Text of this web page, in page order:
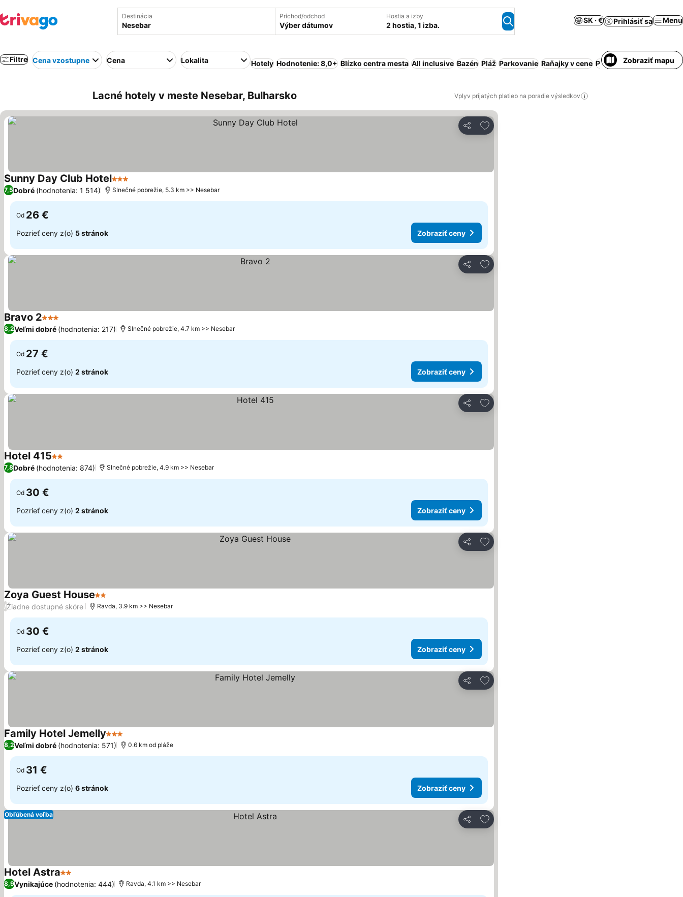
Destinácia Príchod/odchod
Výber dátumov
Hostia a izby
2 hostia, 1 izba.
SK · € Prihlásiť sa Menu
Filtre Cena vzostupne Cena Lokalita Hotely Hodnotenie: 8,0+ Blízko centra mesta All inclusive Bazén Pláž Parkovanie Raňajky v cene Polpenzia Obsluhovaný
Zobraziť mapu
Lacné hotely v meste Nesebar, Bulharsko Vplyv prijatých platieb na poradie výsledkov
Zdieľať
Pridať do obľúbených
Sunny Day Club Hotel3 Počet hviezdičiek
7,5Dobré (hodnotenia: 1 514) Slnečné pobrežie, 5.3 km >> Nesebar
Od 26 €
Pozrieť ceny z(o) 5 stránok Zobraziť ceny
Zdieľať
Pridať do obľúbených
Bravo 23 Počet hviezdičiek
8,2Veľmi dobré (hodnotenia: 217) Slnečné pobrežie, 4.7 km >> Nesebar
Od 27 €
Pozrieť ceny z(o) 2 stránok Zobraziť ceny
Zdieľať
Pridať do obľúbených
Hotel 4152 Počet hviezdičiek
7,8Dobré (hodnotenia: 874) Slnečné pobrežie, 4.9 km >> Nesebar
Od 30 €
Pozrieť ceny z(o) 2 stránok Zobraziť ceny
Zdieľať
Pridať do obľúbených
Zoya Guest House2 Počet hviezdičiek
/Žiadne dostupné skóre Ravda, 3.9 km >> Nesebar
Od 30 €
Pozrieť ceny z(o) 2 stránok Zobraziť ceny
Zdieľať
Pridať do obľúbených
Family Hotel Jemelly3 Počet hviezdičiek
8,2Veľmi dobré (hodnotenia: 571) 0.6 km od pláže
Od 31 €
Pozrieť ceny z(o) 6 stránok Zobraziť ceny
Zdieľať
Pridať do obľúbených
Obľúbená voľba
Hotel Astra2 Počet hviezdičiek
8,9Vynikajúce (hodnotenia: 444) Ravda, 4.1 km >> Nesebar